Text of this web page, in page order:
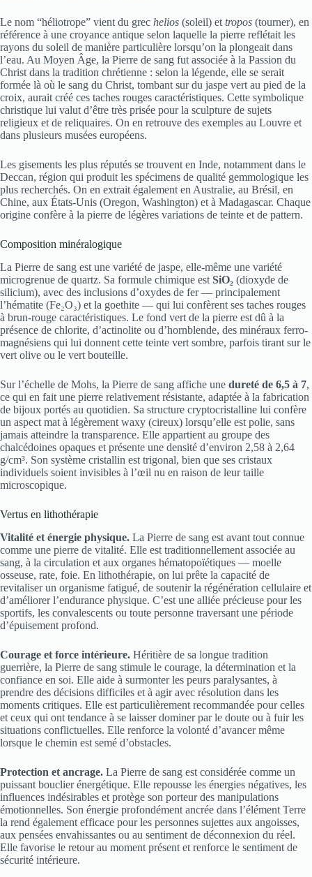
Le nom “héliotrope” vient du grec helios (soleil) et tropos (tourner), en
référence à une croyance antique selon laquelle la pierre reflétait les
rayons du soleil de manière particulière lorsqu’on la plongeait dans
l’eau. Au Moyen Âge, la Pierre de sang fut associée à la Passion du
Christ dans la tradition chrétienne : selon la légende, elle se serait
formée là où le sang du Christ, tombant sur du jaspe vert au pied de la
croix, aurait créé ces taches rouges caractéristiques. Cette symbolique
christique lui valut d’être très prisée pour la sculpture de sujets
religieux et de reliquaires. On en retrouve des exemples au Louvre et
dans plusieurs musées européens.
Les gisements les plus réputés se trouvent en Inde, notamment dans le
Deccan, région qui produit les spécimens de qualité gemmologique les
plus recherchés. On en extrait également en Australie, au Brésil, en
Chine, aux États-Unis (Oregon, Washington) et à Madagascar. Chaque
origine confère à la pierre de légères variations de teinte et de pattern.
Composition minéralogique
La Pierre de sang est une variété de jaspe, elle-même une variété
microgrenue de quartz. Sa formule chimique est SiO₂ (dioxyde de
silicium), avec des inclusions d’oxydes de fer — principalement
l’hématite (Fe₂O₃) et la goethite — qui lui confèrent ses taches rouges
à brun-rouge caractéristiques. Le fond vert de la pierre est dû à la
présence de chlorite, d’actinolite ou d’hornblende, des minéraux ferro-
magnésiens qui lui donnent cette teinte vert sombre, parfois tirant sur le
vert olive ou le vert bouteille.
Sur l’échelle de Mohs, la Pierre de sang affiche une dureté de 6,5 à 7,
ce qui en fait une pierre relativement résistante, adaptée à la fabrication
de bijoux portés au quotidien. Sa structure cryptocristalline lui confère
un aspect mat à légèrement waxy (cireux) lorsqu’elle est polie, sans
jamais atteindre la transparence. Elle appartient au groupe des
chalcédoines opaques et présente une densité d’environ 2,58 à 2,64
g/cm³. Son système cristallin est trigonal, bien que ses cristaux
individuels soient invisibles à l’œil nu en raison de leur taille
microscopique.
Vertus en lithothérapie
Vitalité et énergie physique. La Pierre de sang est avant tout connue
comme une pierre de vitalité. Elle est traditionnellement associée au
sang, à la circulation et aux organes hématopoïétiques — moelle
osseuse, rate, foie. En lithothérapie, on lui prête la capacité de
revitaliser un organisme fatigué, de soutenir la régénération cellulaire et
d’améliorer l’endurance physique. C’est une alliée précieuse pour les
sportifs, les convalescents ou toute personne traversant une période
d’épuisement profond.
Courage et force intérieure. Héritière de sa longue tradition
guerrière, la Pierre de sang stimule le courage, la détermination et la
confiance en soi. Elle aide à surmonter les peurs paralysantes, à
prendre des décisions difficiles et à agir avec résolution dans les
moments critiques. Elle est particulièrement recommandée pour celles
et ceux qui ont tendance à se laisser dominer par le doute ou à fuir les
situations conflictuelles. Elle renforce la volonté d’avancer même
lorsque le chemin est semé d’obstacles.
Protection et ancrage. La Pierre de sang est considérée comme un
puissant bouclier énergétique. Elle repousse les énergies négatives, les
influences indésirables et protège son porteur des manipulations
émotionnelles. Son énergie profondément ancrée dans l’élément Terre
la rend également efficace pour les personnes sujettes aux angoisses,
aux pensées envahissantes ou au sentiment de déconnexion du réel.
Elle favorise le retour au moment présent et renforce le sentiment de
sécurité intérieure.